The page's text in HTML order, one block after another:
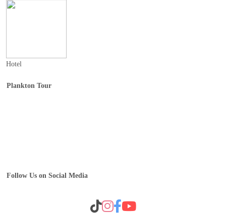
Hotel
Plankton Tour
Follow Us on Social Media